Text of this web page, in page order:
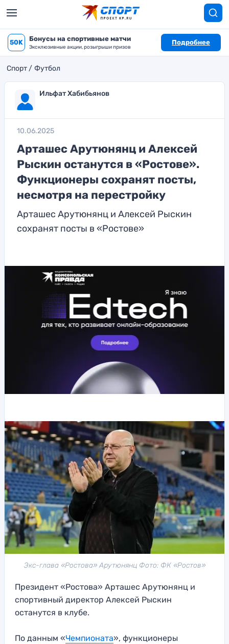
50K Бонусы на спортивные матчи
Эксклюзивные акции, розыгрыши призов
Подробнее
Спорт Футбол
Ильфат Хабибьянов
10.06.2025
Арташес Арутюнянц и Алексей
Рыскин останутся в «Ростове».
Функционеры сохранят посты,
несмотря на перестройку
Арташес Арутюнянц и Алексей Рыскин
сохранят посты в «Ростове»
Экс-глава «Ростова» Арутюнянц Фото: ФК «Ростов»
Президент «Ростова» Арташес Арутюнянц и
спортивный директор Алексей Рыскин
останутся в клубе.
По данным «Чемпионата», функционеры